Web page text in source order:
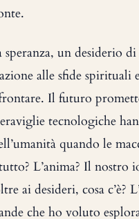
un desiderio
alle sfide spirituali
Il futuro
tecnologiche
quando le
L’anima? Il nostro
ai desideri, cosa c’è?
che ho voluto